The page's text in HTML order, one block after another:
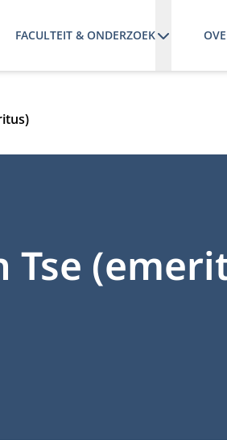
FACULTEIT & ONDERZOEK
Tse